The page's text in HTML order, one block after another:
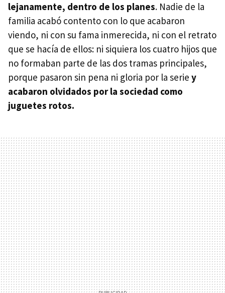
lejanamente, dentro de los planes. Nadie de la
familia acabó contento con lo que acabaron
viendo, ni con su fama inmerecida, ni con el retrato
que se hacía de ellos: ni siquiera los cuatro hijos que
no formaban parte de las dos tramas principales,
porque pasaron sin pena ni gloria por la serie y
acabaron olvidados por la sociedad como
juguetes rotos.